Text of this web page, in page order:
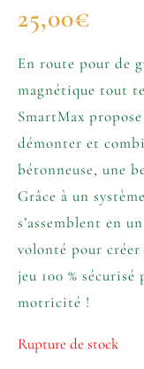
25,00€
En route pour de
magnétique tout
SmartMax
démonter et
bétonneuse, une
Grâce à un
s’assemblent en
volonté pour créer
jeu 100 %
motricité !
Rupture de stock